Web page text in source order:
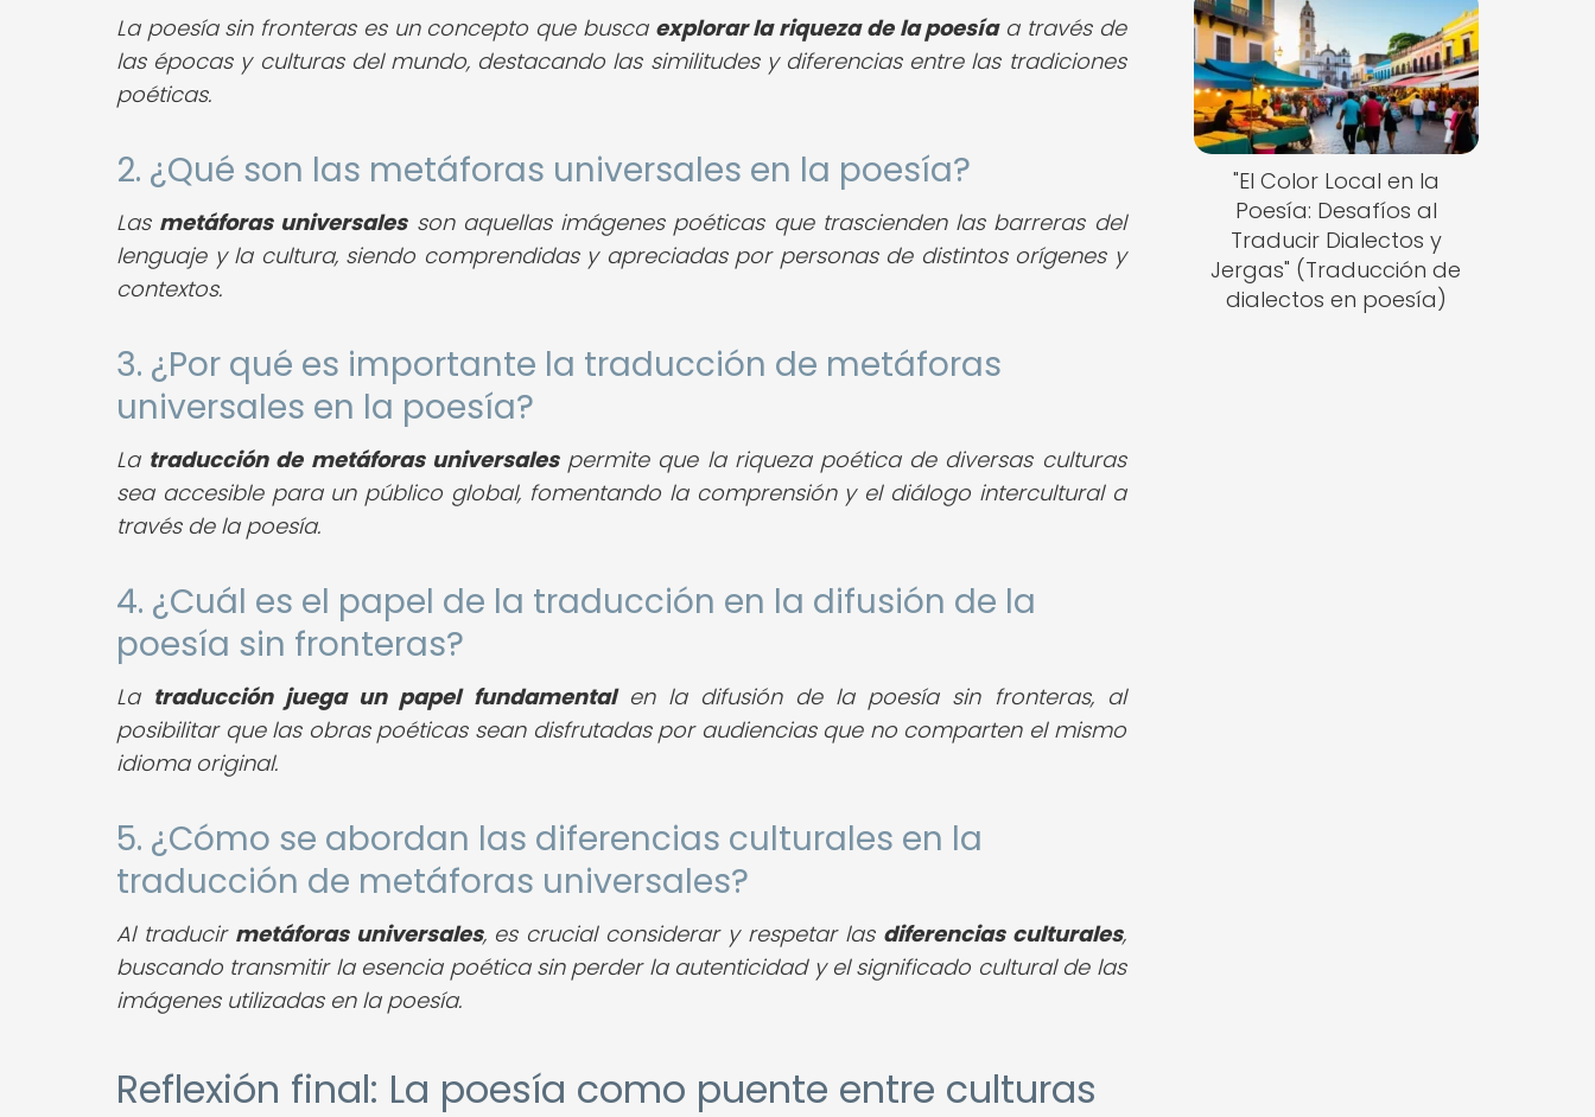
La poesía sin fronteras es un concepto que busca explorar la riqueza de la poesíaa través de
las épocas y culturas del mundo, destacando las similitudes y diferencias entre las tradiciones
poéticas.
2. ¿Qué son las metáforas universales en la poesía?
Las metáforas universalesson aquellas imágenes poéticas que trascienden las barreras del
lenguaje y la cultura, siendo comprendidas y apreciadas por personas de distintos orígenes y
contextos.
3. ¿Por qué es importante la traducción de metáforas
universales en la poesía?
La traducción de metáforas universalespermite que la riqueza poética de diversas culturas
sea accesible para un público global, fomentando la comprensión y el diálogo intercultural a
través de la poesía.
4. ¿Cuál es el papel de la traducción en la difusión de la
poesía sin fronteras?
La traducción juega un papel fundamentalen la difusión de la poesía sin fronteras, al
posibilitar que las obras poéticas sean disfrutadas por audiencias que no comparten el mismo
idioma original.
5. ¿Cómo se abordan las diferencias culturales en la
traducción de metáforas universales?
Al traducir metáforas universales, es crucial considerar y respetar las diferencias culturales,
buscando transmitir la esencia poética sin perder la autenticidad y el significado cultural de las
imágenes utilizadas en la poesía.
Reflexión final: La poesía como puente entre culturas
"El Color Local en la
Poesía: Desafíos al
Traducir Dialectos y
Jergas" (Traducción de
dialectos en poesía)